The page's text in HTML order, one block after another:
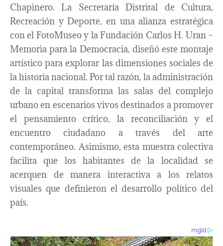
Chapinero. La Secretaría Distrital de Cultura,
Recreación y Deporte, en una alianza estratégica
con el FotoMuseo y la Fundación Carlos H. Uran –
Memoria para la Democracia, diseñó este montaje
artístico para explorar las dimensiones sociales de
la historia nacional. Por tal razón, la administración
de la capital transforma las salas del complejo
urbano en escenarios vivos destinados a promover
el pensamiento crítico, la reconciliación y el
encuentro ciudadano a través del arte
contemporáneo. Asimismo, esta muestra colectiva
facilita que los habitantes de la localidad se
acerquen de manera interactiva a los relatos
visuales que definieron el desarrollo político del
país.